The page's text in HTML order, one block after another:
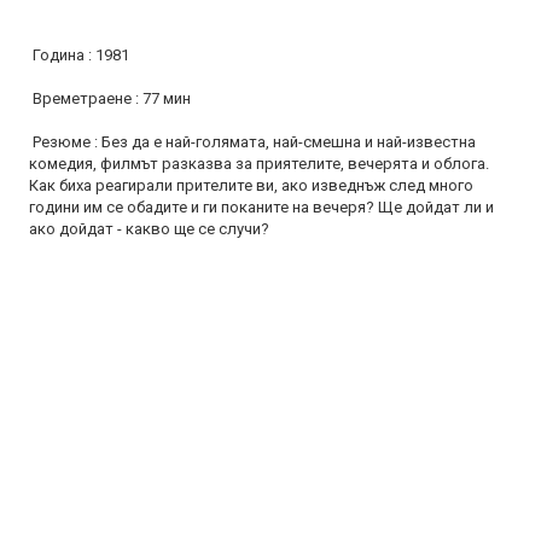
Година : 1981
Времетраене : 77 мин
Резюме : Без да е най-голямата, най-смешна и най-известна
комедия, филмът разказва за приятелите, вечерята и облога.
Как биха реагирали прителите ви, ако изведнъж след много
години им се обадите и ги поканите на вечеря? Ще дойдат ли и
ако дойдат - какво ще се случи?